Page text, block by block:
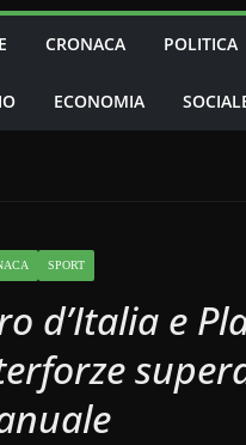
CRONACA POLITICA
ECONOMIA
SPORT
d’Italia e